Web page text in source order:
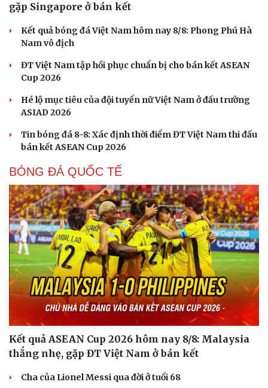
Cải chính
gặp Singapore ở bán kết
Kết quả bóng đá Việt Nam hôm nay 8/8: Phong Phú Hà
Nam vô địch
ĐT Việt Nam tập hồi phục chuẩn bị cho bán kết ASEAN
Cup 2026
Hé lộ mục tiêu của đội tuyển nữ Việt Nam ở đấu trường
ASIAD 2026
Tin bóng đá 8-8: Xác định thời điểm ĐT Việt Nam thi đấu
bán kết ASEAN Cup 2026
BÓNG ĐÁ QUỐC TẾ
Kết quả ASEAN Cup 2026 hôm nay 8/8: Malaysia
thắng nhẹ, gặp ĐT Việt Nam ở bán kết
Cha của Lionel Messi qua đời ở tuổi 68